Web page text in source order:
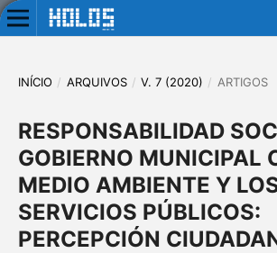
INÍCIO / ARQUIVOS / V. 7 (2020) / ARTIGOS
RESPONSABILIDAD
GOBIERNO MUNICIPAL
MEDIO AMBIENTE Y
SERVICIOS PÚBLICOS:
PERCEPCIÓN